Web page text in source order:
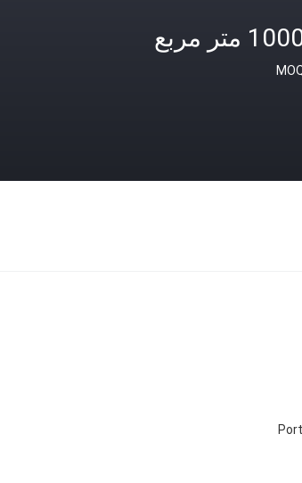
متر مربع